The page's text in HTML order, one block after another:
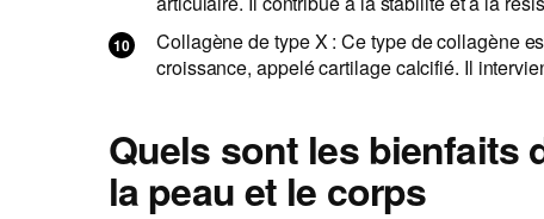
Collagène de type X : Ce type de collagène
croissance, appelé cartilage calcifié. Il
Quels sont les bienfaits
la peau et le corps